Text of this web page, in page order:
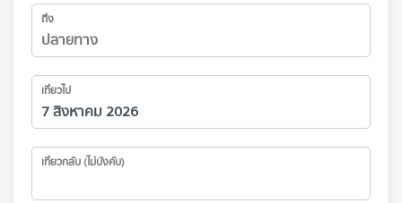
ถึง
เที่ยวไป
เที่ยวกลับ (ไม่บังคับ)